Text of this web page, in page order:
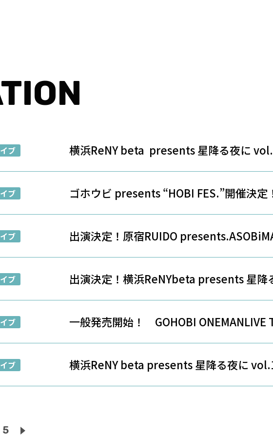
ブ 横浜ReNY beta presents 星降る夜に
ブ ゴホウビ presents “HOBI FES.”開催決定
ブ 出演決定！原宿RUIDO
ブ 出演決定！横浜ReNYbeta presents 星
ブ 一般発売開始！ GOHOBI ONEMANLIVE
ブ 横浜ReNY beta presents 星降る夜に
5